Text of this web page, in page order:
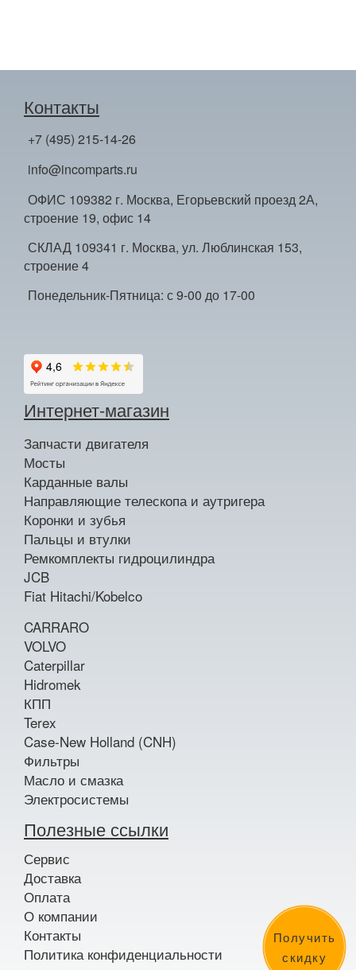
Получить
скидку
Контакты
+7 (495) 215-14-26
info@incomparts.ru
ОФИС 109382 г. Москва, Егорьевский проезд 2А,
строение 19, офис 14
СКЛАД 109341 г. Москва, ул. Люблинская 153,
строение 4
Понедельник-Пятница: с 9-00 до 17-00
Интернет-магазин
Запчасти двигателя
Мосты
Карданные валы
Направляющие телескопа и аутригера
Коронки и зубья
Пальцы и втулки
Ремкомплекты гидроцилиндра
JCB
Fiat Hitachi/Kobelco
CARRARO
VOLVO
Caterpillar
Hidromek
КПП
Terex
Case-New Holland (CNH)
Фильтры
Масло и смазка
Электросистемы
Полезные ссылки
Сервис
Доставка
Оплата
О компании
Контакты
Политика конфиденциальности